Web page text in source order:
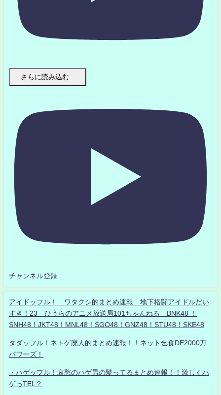
さらに読み込む...
チャンネル登録
アイドッフル！ ワタクシ的まとめ速報 地下格闘アイドルだい
すき！23 ひうらのアニメ放送局101ちゃんねる BNK48 ！
SNH48！JKT48！MNL48！SGO48！GNZ48！STU48！SKE48
タダッフル！ネトゲ廃人的まとめ速報！！ネット乞食DE2000万
パワーズ！
・ハゲッフル！哀愁のハゲ男の髪ってるまとめ速報！！激しくハ
ゲっTEL？